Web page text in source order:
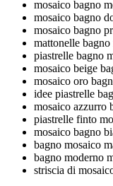
mosaico bagno
mosaico bagno
mosaico bagno
mattonelle bagno
piastrelle bagno
mosaico beige
mosaico oro
idee piastrelle
mosaico azzurro
piastrelle finto
mosaico bagno
bagno mosaico
bagno moderno
striscia di